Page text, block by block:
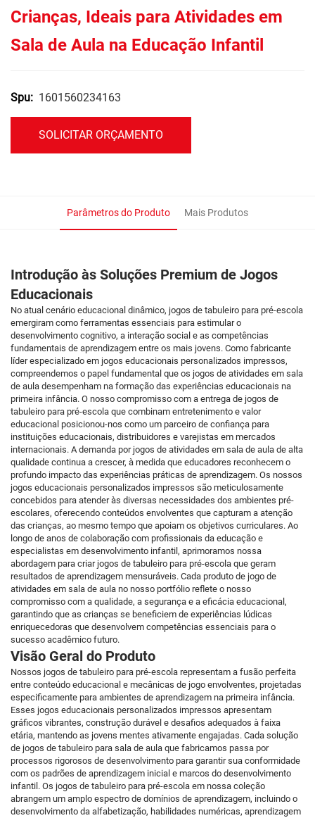
Crianças, Ideais para Atividades em
Sala de Aula na Educação Infantil
Spu: 1601560234163
SOLICITAR ORÇAMENTO
Parâmetros do Produto Mais Produtos
Introdução às Soluções Premium de Jogos
Educacionais
No atual cenário educacional dinâmico, jogos de tabuleiro para pré-escola
emergiram como ferramentas essenciais para estimular o
desenvolvimento cognitivo, a interação social e as competências
fundamentais de aprendizagem entre os mais jovens. Como fabricante
líder especializado em jogos educacionais personalizados impressos,
compreendemos o papel fundamental que os jogos de atividades em sala
de aula desempenham na formação das experiências educacionais na
primeira infância. O nosso compromisso com a entrega de jogos de
tabuleiro para pré-escola que combinam entretenimento e valor
educacional posicionou-nos como um parceiro de confiança para
instituições educacionais, distribuidores e varejistas em mercados
internacionais. A demanda por jogos de atividades em sala de aula de alta
qualidade continua a crescer, à medida que educadores reconhecem o
profundo impacto das experiências práticas de aprendizagem. Os nossos
jogos educacionais personalizados impressos são meticulosamente
concebidos para atender às diversas necessidades dos ambientes pré-
escolares, oferecendo conteúdos envolventes que capturam a atenção
das crianças, ao mesmo tempo que apoiam os objetivos curriculares. Ao
longo de anos de colaboração com profissionais da educação e
especialistas em desenvolvimento infantil, aprimoramos nossa
abordagem para criar jogos de tabuleiro para pré-escola que geram
resultados de aprendizagem mensuráveis. Cada produto de jogo de
atividades em sala de aula no nosso portfólio reflete o nosso
compromisso com a qualidade, a segurança e a eficácia educacional,
garantindo que as crianças se beneficiem de experiências lúdicas
enriquecedoras que desenvolvem competências essenciais para o
sucesso acadêmico futuro.
Visão Geral do Produto
Nossos jogos de tabuleiro para pré-escola representam a fusão perfeita
entre conteúdo educacional e mecânicas de jogo envolventes, projetadas
especificamente para ambientes de aprendizagem na primeira infância.
Esses jogos educacionais personalizados impressos apresentam
gráficos vibrantes, construção durável e desafios adequados à faixa
etária, mantendo as jovens mentes ativamente engajadas. Cada solução
de jogos de tabuleiro para sala de aula que fabricamos passa por
processos rigorosos de desenvolvimento para garantir sua conformidade
com os padrões de aprendizagem inicial e marcos do desenvolvimento
infantil. Os jogos de tabuleiro para pré-escola em nossa coleção
abrangem um amplo espectro de domínios de aprendizagem, incluindo o
desenvolvimento da alfabetização, habilidades numéricas, aprendizagem